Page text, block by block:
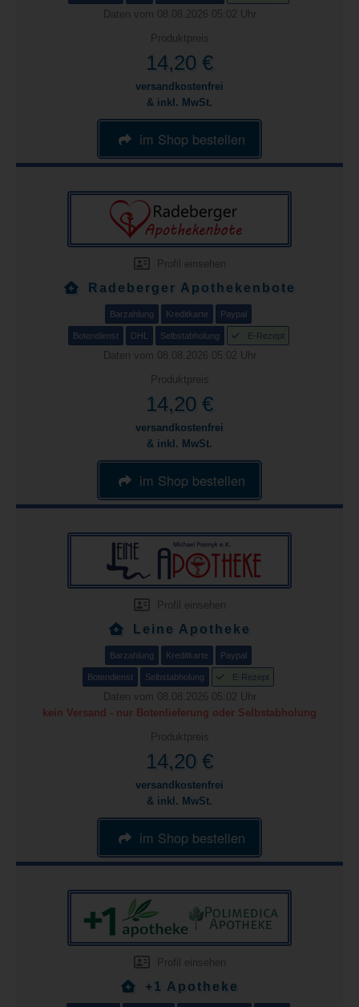
Daten vom 08.08.2026 05:02 Uhr
Produktpreis
14,20 €
versandkostenfrei
& inkl. MwSt.
im Shop bestellen
Profil einsehen
Radeberger Apothekenbote
Barzahlung Kreditkarte Paypal
Botendienst DHL Selbstabholung E-Rezept
Daten vom 08.08.2026 05:02 Uhr
Produktpreis
14,20 €
versandkostenfrei
& inkl. MwSt.
im Shop bestellen
Profil einsehen
Leine Apotheke
Barzahlung Kreditkarte Paypal
Botendienst Selbstabholung E-Rezept
Daten vom 08.08.2026 05:02 Uhr
kein Versand - nur Botenlieferung oder Selbstabholung
Produktpreis
14,20 €
versandkostenfrei
& inkl. MwSt.
im Shop bestellen
Profil einsehen
+1 Apotheke